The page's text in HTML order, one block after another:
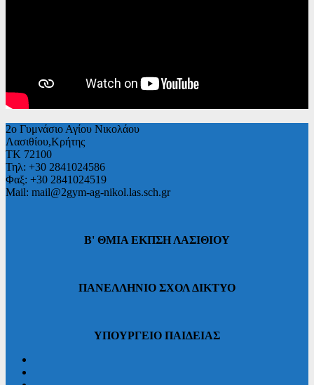
2ο Γυμνάσιο Αγίου Νικολάου
Λασιθίου,Κρήτης
ΤΚ 72100
Τηλ: +30 2841024586
Φαξ: +30 2841024519
Mail: mail@2gym-ag-nikol.las.sch.gr
Β' ΘΜΙΑ ΕΚΠΣΗ ΛΑΣΙΘΙΟΥ
ΠΑΝΕΛΛΗΝΙΟ ΣΧΟΛ ΔΙΚΤΥΟ
ΥΠΟΥΡΓΕΙΟ ΠΑΙΔΕΙΑΣ